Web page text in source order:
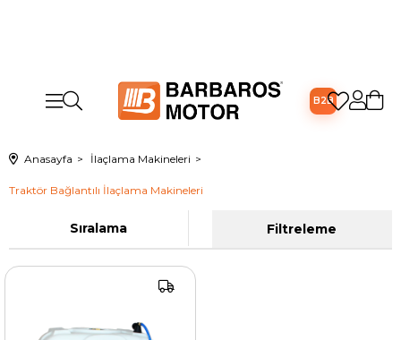
B2B
Anasayfa İlaçlama Makineleri
Traktör Bağlantılı İlaçlama Makineleri
Filtreleme
Sıralama